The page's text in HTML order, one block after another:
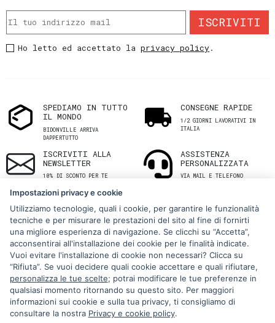
ISCRIVITI
Ho letto ed accettato laprivacy policy.
SPEDIAMO IN TUTTO
IL MONDO
BIDONVILLE ARRIVA
DAPPERTUTTO
CONSEGNE RAPIDE
1/2 GIORNI LAVORATIVI IN
ITALIA
ISCRIVITI ALLA
NEWSLETTER
10% DI SCONTO PER TE
ASSISTENZA
PERSONALIZZATA
VIA MAIL E TELEFONO
Via Melo 224/a, Bari, Italy, 70121
+39 080 990 5699
P.IVA: 05921860721
Impostazioni privacy e cookie
Utilizziamo tecnologie, quali i cookie, per garantire le funzionalità
tecniche e per misurare le prestazioni del sito al fine di fornirti
una migliore esperienza di navigazione. Se clicchi su “Accetta”,
acconsentirai all'installazione dei cookie per le finalità indicate.
Vuoi evitare l'installazione di cookie non necessari? Clicca su
“Rifiuta”. Se vuoi decidere quali cookie accettare e quali rifiutare,
personalizza le tue scelte; potrai modificare le tue preferenze in
qualsiasi momento ritornando su questo sito. Per maggiori
informazioni sui cookie e sulla tua privacy, ti consigliamo di
consultare la nostra Privacy e cookie policy.